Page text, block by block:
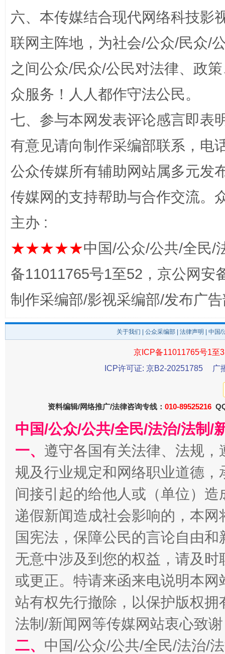
完善运行机制助力责任有效落实 一纸欠
东山县通报“牛蛙产品抗生素超标问题” 法
千年窑火 生生不息 一
揭开“小金库”的免责幌子
六、本传媒结合现代网络科技影
联网主阵地，为社会/公众/民众/
之间公众/民众/公民对法律、政
众服务！人人都作守法公民。
七、参与本网发表评论感言即表
有意见请向制作采编部联系，电
公众传媒所有辅助网站属多元发
传媒网的支持帮助与合作交流。
主办 :
★★★★★中国/公众/公共/全民/
备11011765号1至52，京公网安
制作采编部/影视采编部/发布广
关于我们 公众采编部 法律声明 | 中国
京ICP备11011765号1至
ICP许可证: 京B2-20251785
广
资料编辑/网络推广/法律咨询专线： 010-89525216
中国/公众/公共/全民/法治/法制/
一、 遵守各国有关法律、法规
规及行业规定和网络职业道德
间接引起的给他人或（单位）
递假新闻造成社会影响的，本
国宪法，保障公民的言论自由
无意中涉及到您的权益，请及
或更正。特请来函来电说明本
站有权先行撤除，以保护版权
法制/新闻网等传媒网站衷心致
二、 中国/公众/公共/全民/法治/